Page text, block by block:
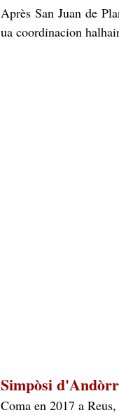
Après San Juan de
ua coordinacion
Simpòsi
Coma en 2017 a